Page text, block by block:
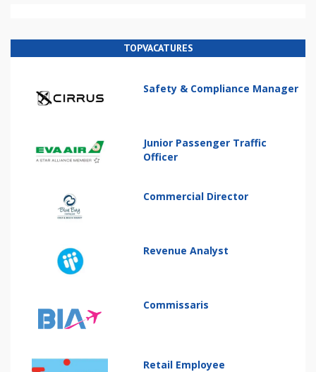
TOPVACATURES
Safety & Compliance Manager
Junior Passenger Traffic
Officer
Commercial Director
Revenue Analyst
Commissaris
Retail Employee